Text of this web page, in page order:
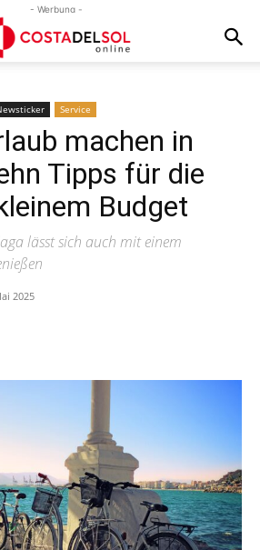
- Werbung -
Service
machen in
Tipps für die
Budget
lässt sich auch mit einem
2025